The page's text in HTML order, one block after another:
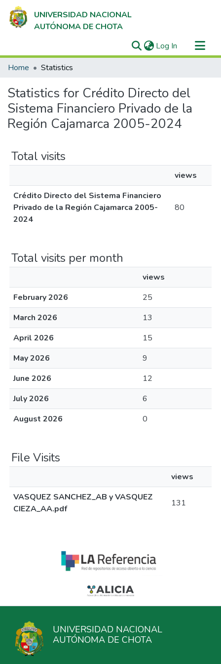
UNIVERSIDAD NACIONAL
AUTÓNOMA DE CHOTA
Log In (current)
Communities & Collections
Home Statistics
Statistics for Crédito Directo del
Sistema Financiero Privado de la
Región Cajamarca 2005-2024
Total visits
views
Crédito Directo del Sistema Financiero
Privado de la Región Cajamarca 2005-
2024
80
Total visits per month
views
February 2026
25
March 2026
13
April 2026
15
May 2026
9
June 2026
12
July 2026
6
August 2026
0
File Visits
views
VASQUEZ SANCHEZ_AB y VASQUEZ
CIEZA_AA.pdf
131
UNIVERSIDAD NACIONAL
AUTÓNOMA DE CHOTA